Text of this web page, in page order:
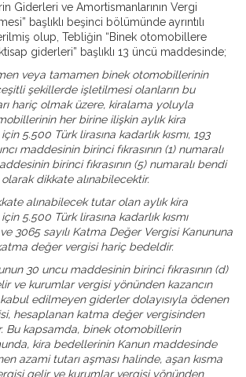
Giderleri ve Amortismanlarının Vergi
başlıklı beşinci bölümünde ayrıntılı
olup, Tebliğin “Binek otomobillere
giderleri” başlıklı 13 üncü maddesinde;
veya tamamen binek otomobillerinin
şekillerde işletilmesi olanların bu
hariç olmak üzere, kiralama yoluyla
her birine ilişkin aylık kira
5.500 Türk lirasına kadarlık kısmı, 193
maddesinin birinci fıkrasının (1) numaralı
birinci fıkrasının (5) numaralı bendi
dikkate alınabilecektir.
alınabilecek tutar olan aylık kira
5.500 Türk lirasına kadarlık kısmı
3065 sayılı Katma Değer Vergisi Kanununa
değer vergisi hariç bedeldir.
30 uncu maddesinin birinci fıkrasının (d)
ve kurumlar vergisi yönünden kazancın
edilmeyen giderler dolayısıyla ödenen
hesaplanan katma değer vergisinden
Bu kapsamda, binek otomobillerin
kira bedellerinin Kanun maddesinde
azami tutarı aşması halinde, aşan kısma
gelir ve kurumlar vergisi yönünden